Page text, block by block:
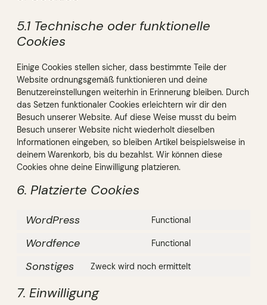
5.1 Technische oder funktionelle
Cookies
Einige Cookies stellen sicher, dass bestimmte Teile der
Website ordnungsgemäß funktionieren und deine
Benutzereinstellungen weiterhin in Erinnerung bleiben. Durch
das Setzen funktionaler Cookies erleichtern wir dir den
Besuch unserer Website. Auf diese Weise musst du beim
Besuch unserer Website nicht wiederholt dieselben
Informationen eingeben, so bleiben Artikel beispielsweise in
deinem Warenkorb, bis du bezahlst. Wir können diese
Cookies ohne deine Einwilligung platzieren.
6. Platzierte Cookies
WordPress Functional
Wordfence Functional
Sonstiges Zweck wird noch ermittelt
7. Einwilligung